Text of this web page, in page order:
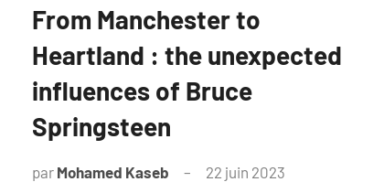
From Manchester to
Heartland : the unexpected
influences of Bruce
Springsteen
par Mohamed Kaseb 22 juin 2023